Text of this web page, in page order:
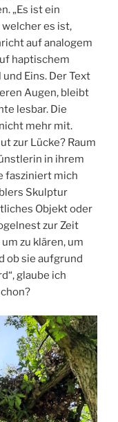
„Es ist ein
welcher es ist,
auf analogem
haptischem
Eins. Der Text
Augen, bleibt
lesbar. Die
mehr mit.
zur Lücke? Raum
in ihrem
fasziniert mich
Skulptur
Objekt oder
zur Zeit
zu klären, um
ob sie aufgrund
glaube ich